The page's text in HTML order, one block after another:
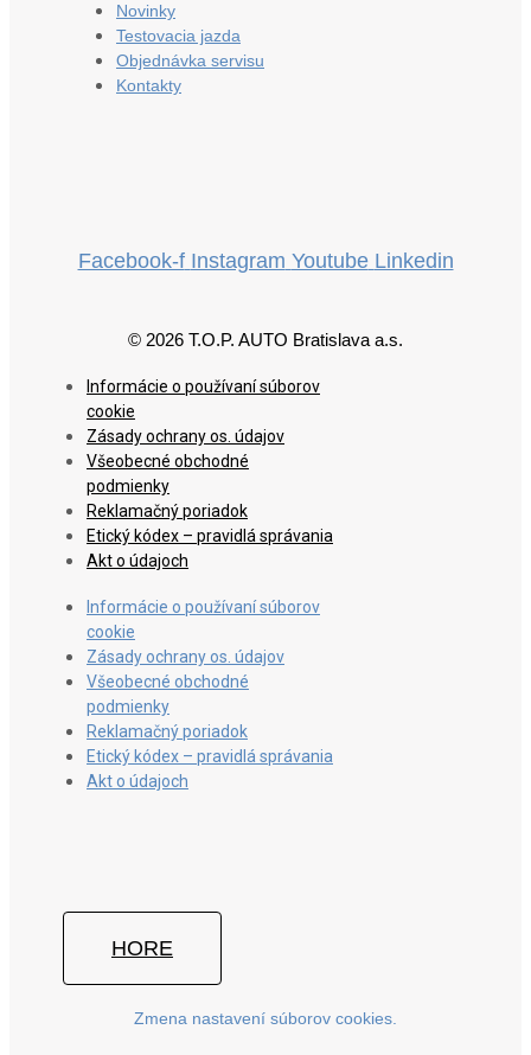
Novinky
Testovacia jazda
Objednávka servisu
Kontakty
Facebook-f Instagram Youtube Linkedin
© 2026 T.O.P. AUTO Bratislava a.s.
Informácie o používaní súborov
cookie
Zásady ochrany os. údajov
Všeobecné obchodné
podmienky
Reklamačný poriadok
Etický kódex – pravidlá správania
Akt o údajoch
Informácie o používaní súborov
cookie
Zásady ochrany os. údajov
Všeobecné obchodné
podmienky
Reklamačný poriadok
Etický kódex – pravidlá správania
Akt o údajoch
HORE
Zmena nastavení súborov cookies.